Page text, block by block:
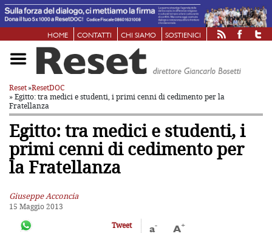
HOME CONTATTI CHI SIAMO SOSTIENICI
Reset»ResetDOC
» Egitto: tra medici e studenti, i primi cenni di cedimento per la
Fratellanza
Egitto: tra medici e studenti, i
primi cenni di cedimento per
la Fratellanza
Giuseppe Acconcia
15 Maggio 2013
Tweet
a- A+